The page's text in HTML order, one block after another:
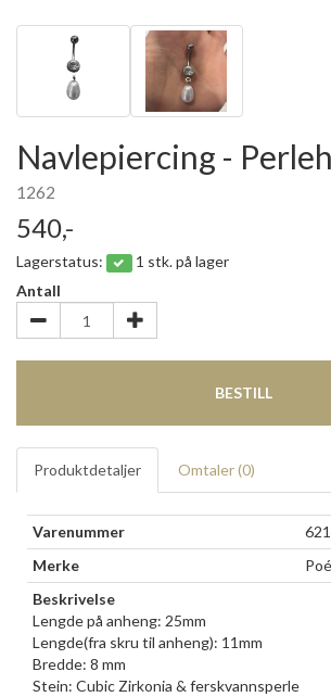
Navlepiercing -
1262
540,-
Lagerstatus:
1 stk. på lager
Antall
BESTILL
Produktdetaljer Omtaler (0)
Varenummer
Merke
Beskrivelse
Lengde på anheng: 25mm
Lengde(fra skru til anheng): 11mm
Bredde: 8 mm
Stein: Cubic Zirkonia & ferskvannsperle